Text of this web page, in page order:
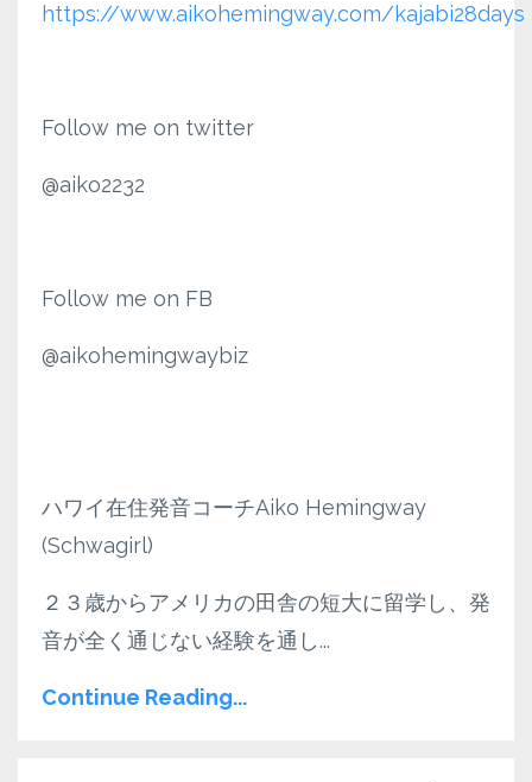
https://www.aikohemingway.com/kajabi28days
Follow me on twitter
@aiko2232
Follow me on FB
@aikohemingwaybiz
ハワイ在住発音コーチAiko Hemingway
(Schwagirl)
２３歳からアメリカの田舎の短大に留学し、発
音が全く通じない経験を通し...
Continue Reading...